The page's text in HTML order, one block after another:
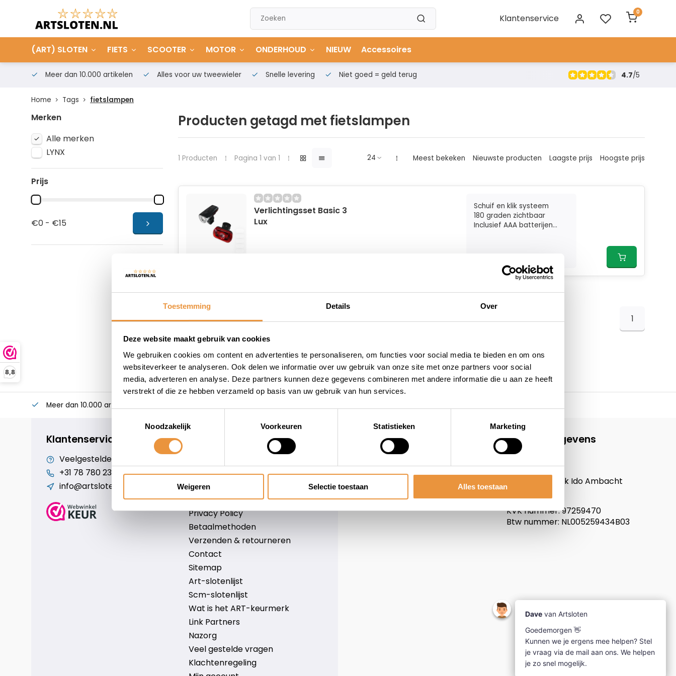
Toestemming Details Over
Deze website maakt gebruik van cookies
We gebruiken cookies om content en advertenties te personaliseren, om functies voor social media te bieden en om ons
websiteverkeer te analyseren. Ook delen we informatie over uw gebruik van onze site met onze partners voor social
media, adverteren en analyse. Deze partners kunnen deze gegevens combineren met andere informatie die u aan ze heeft
verstrekt of die ze hebben verzameld op basis van uw gebruik van hun services.
Noodzakelijk
Voorkeuren Statistieken Marketing
Weigeren Selectie toestaan Alles toestaan
8,8
Klantenservice
0
(ART) SLOTEN FIETS SCOOTER MOTOR ONDERHOUD NIEUW Accessoires
Meer dan 10.000 artikelen Alles voor uw tweewieler Snelle levering Niet goed = geld terug 4.7/5
Home Tags fietslampen
Merken
Alle merken
LYNX
Prijs
€0 - €15
Producten getagd met fietslampen
1 Producten Pagina 1 van 1 Meest bekeken Nieuwste producten Laagste prijs Hoogste prijs
Verlichtingsset Basic 3
Lux
Schuif en klik systeem
180 graden zichtbaar
Inclusief AAA batterijen...
1
Meer dan 10.000 artikelen
Klantenservice
Veelgestelde vragen
+31 78 780 2330
info@artsloten.nl
Over ons
Algemene voorwaarden
Disclaimer
Privacy Policy
Betaalmethoden
Verzenden & retourneren
Contact
Sitemap
Art-slotenlijst
Scm-slotenlijst
Wat is het ART-keurmerk
Link Partners
Nazorg
Veel gestelde vragen
Klachtenregeling
Informatie
Blog
Merken
Categorieën
Contactgegevens
Noordeinde 114
3341LW, Hendrik Ido Ambacht
Nederland
KVK nummer: 97259470
Btw nummer: NL005259434B03